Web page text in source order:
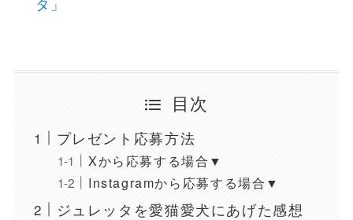
目次
プレゼント応募方法
Xから応募する場合▼
Instagramから応募する場合▼
ジュレッタを愛猫愛犬にあげた感想